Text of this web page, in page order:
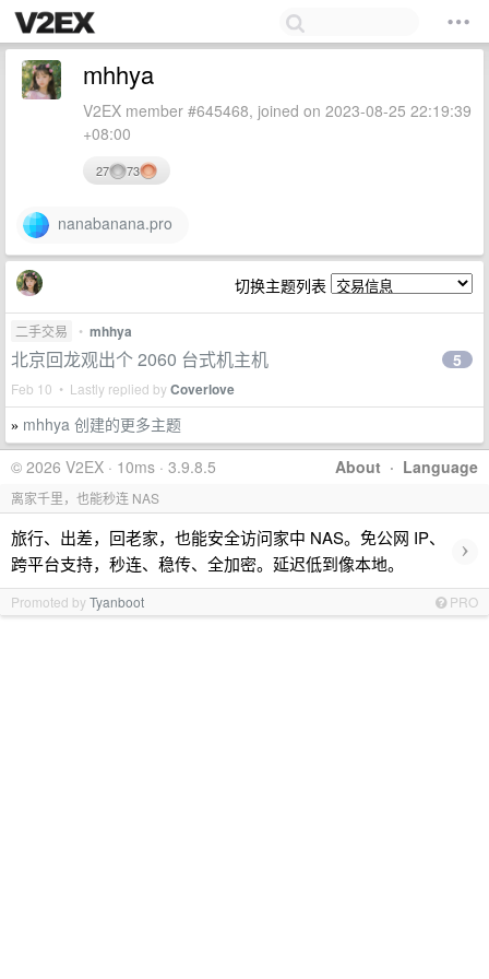
mhhya
V2EX member #645468, joined on 2023-08-25 22:19:39
+08:00
27 73
nanabanana.pro
切换主题列表
二手交易 • mhhya
北京回龙观出个 2060 台式机主机
Feb 10 • Lastly replied byCoverlove
5
» mhhya 创建的更多主题
About · Language
© 2026 V2EX · 10ms · 3.9.8.5
离家千里，也能秒连 NAS
旅行、出差，回老家，也能安全访问家中 NAS。免公网 IP、
跨平台支持，秒连、稳传、全加密。延迟低到像本地。
›
Promoted byTyanboot PRO